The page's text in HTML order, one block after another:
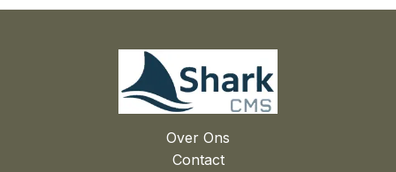
Over Ons
Contact